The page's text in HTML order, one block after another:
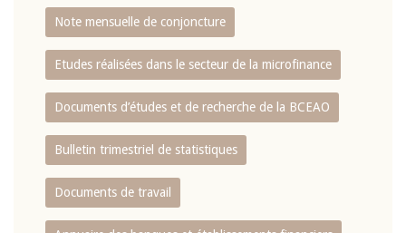
Note mensuelle de conjoncture
Etudes réalisées dans le secteur de la microfinance
Documents d’études et de recherche de la BCEAO
Bulletin trimestriel de statistiques
Documents de travail